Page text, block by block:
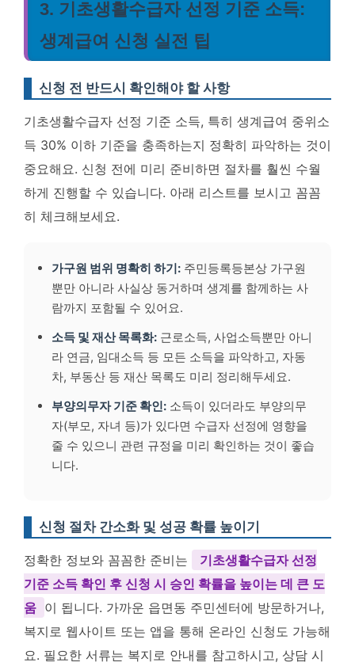
3. 기초생활수급자 선정 기준 소득:
생계급여 신청 실전 팁
신청 전 반드시 확인해야 할 사항
기초생활수급자 선정 기준 소득, 특히 생계급여 중위소
득 30% 이하 기준을 충족하는지 정확히 파악하는 것이
중요해요. 신청 전에 미리 준비하면 절차를 훨씬 수월
하게 진행할 수 있습니다. 아래 리스트를 보시고 꼼꼼
히 체크해보세요.
가구원 범위 명확히 하기: 주민등록등본상 가구원
뿐만 아니라 사실상 동거하며 생계를 함께하는 사
람까지 포함될 수 있어요.
소득 및 재산 목록화: 근로소득, 사업소득뿐만 아니
라 연금, 임대소득 등 모든 소득을 파악하고, 자동
차, 부동산 등 재산 목록도 미리 정리해두세요.
부양의무자 기준 확인: 소득이 있더라도 부양의무
자(부모, 자녀 등)가 있다면 수급자 선정에 영향을
줄 수 있으니 관련 규정을 미리 확인하는 것이 좋습
니다.
신청 절차 간소화 및 성공 확률 높이기
정확한 정보와 꼼꼼한 준비는
기초생활수급자 선정
기준 소득 확인 후 신청 시 승인 확률을 높이는 데 큰 도
움 이 됩니다. 가까운 읍면동 주민센터에 방문하거나,
복지로 웹사이트 또는 앱을 통해 온라인 신청도 가능해
요. 필요한 서류는 복지로 안내를 참고하시고, 상담 시